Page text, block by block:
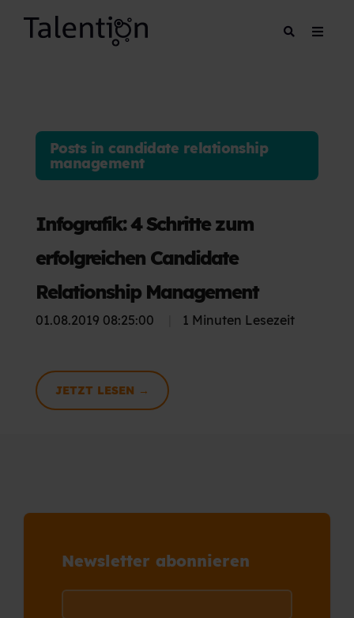
Posts in candidate relationship
management
Infografik: 4 Schritte zum
erfolgreichen Candidate
Relationship Management
01.08.2019 08:25:00 1 Minuten Lesezeit
JETZT LESEN →
Newsletter abonnieren